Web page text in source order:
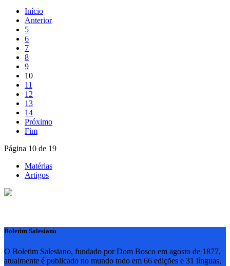
Início
Anterior
5
6
7
8
9
10
11
12
13
14
Próximo
Fim
Página 10 de 19
Matérias
Artigos
Boletim Salesiano
O Boletim Salesiano, fundado por Dom Bosco em agosto de 1877,
atualmente é publicado no mundo todo em 66 edições e 31 línguas,